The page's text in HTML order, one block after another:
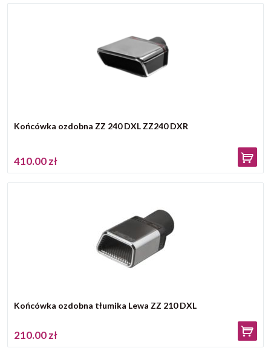
Końcówka ozdobna ZZ 240 DXL ZZ240 DXR
410.00 zł
Końcówka ozdobna tłumika Lewa ZZ 210 DXL
210.00 zł